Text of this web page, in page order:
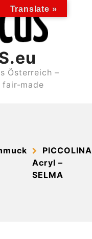
Österreich –
made
PICCOLINA
Acryl –
SELMA
Translate »